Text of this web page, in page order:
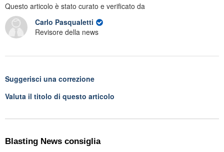
Questo articolo è stato curato e verificato da
Carlo Pasqualetti
Revisore della news
Suggerisci una correzione
Valuta il titolo di questo articolo
Blasting News consiglia